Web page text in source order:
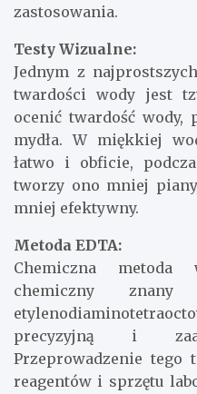
zastosowania.
Testy Wizualne:
Jednym z
twardości wody jest
ocenić twardość wody,
mydła. W miękkiej
łatwo i obficie,
tworzy ono mniej
mniej efektywny.
Metoda EDTA:
Chemiczna metoda
chemiczny
precyzyjną i
Przeprowadzenie tego
reagentów i sprzętu